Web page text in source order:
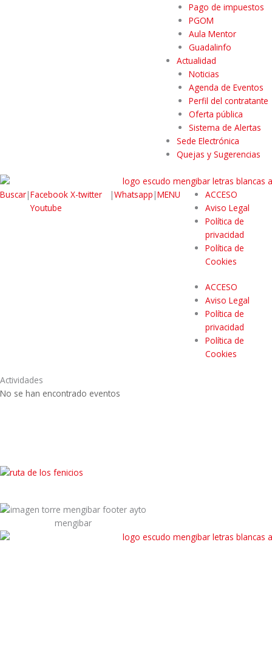
Pago de impuestos
PGOM
Aula Mentor
Guadalinfo
Actualidad
Noticias
Agenda de Eventos
Perfil del contratante
Oferta pública
Sistema de Alertas
Sede Electrónica
Quejas y Sugerencias
Buscar|Facebook X-twitter
Youtube
|Whatsapp |MENU
ACCESO
Aviso Legal
Política de
privacidad
Política de
Cookies
ACCESO
Aviso Legal
Política de
privacidad
Política de
Cookies
Actividades
No se han encontrado eventos